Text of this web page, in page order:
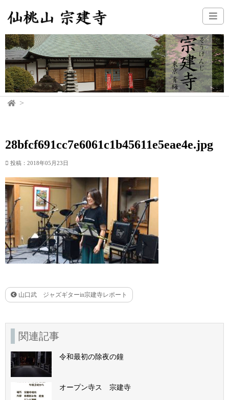
28bfcf691cc7e6061c1b45611e5eae4e.jpg
投稿：2018年05月23日
山口武 ジャズギターin宗建寺レポート
関連記事
令和最初の除夜の鐘
オープン寺ス 宗建寺